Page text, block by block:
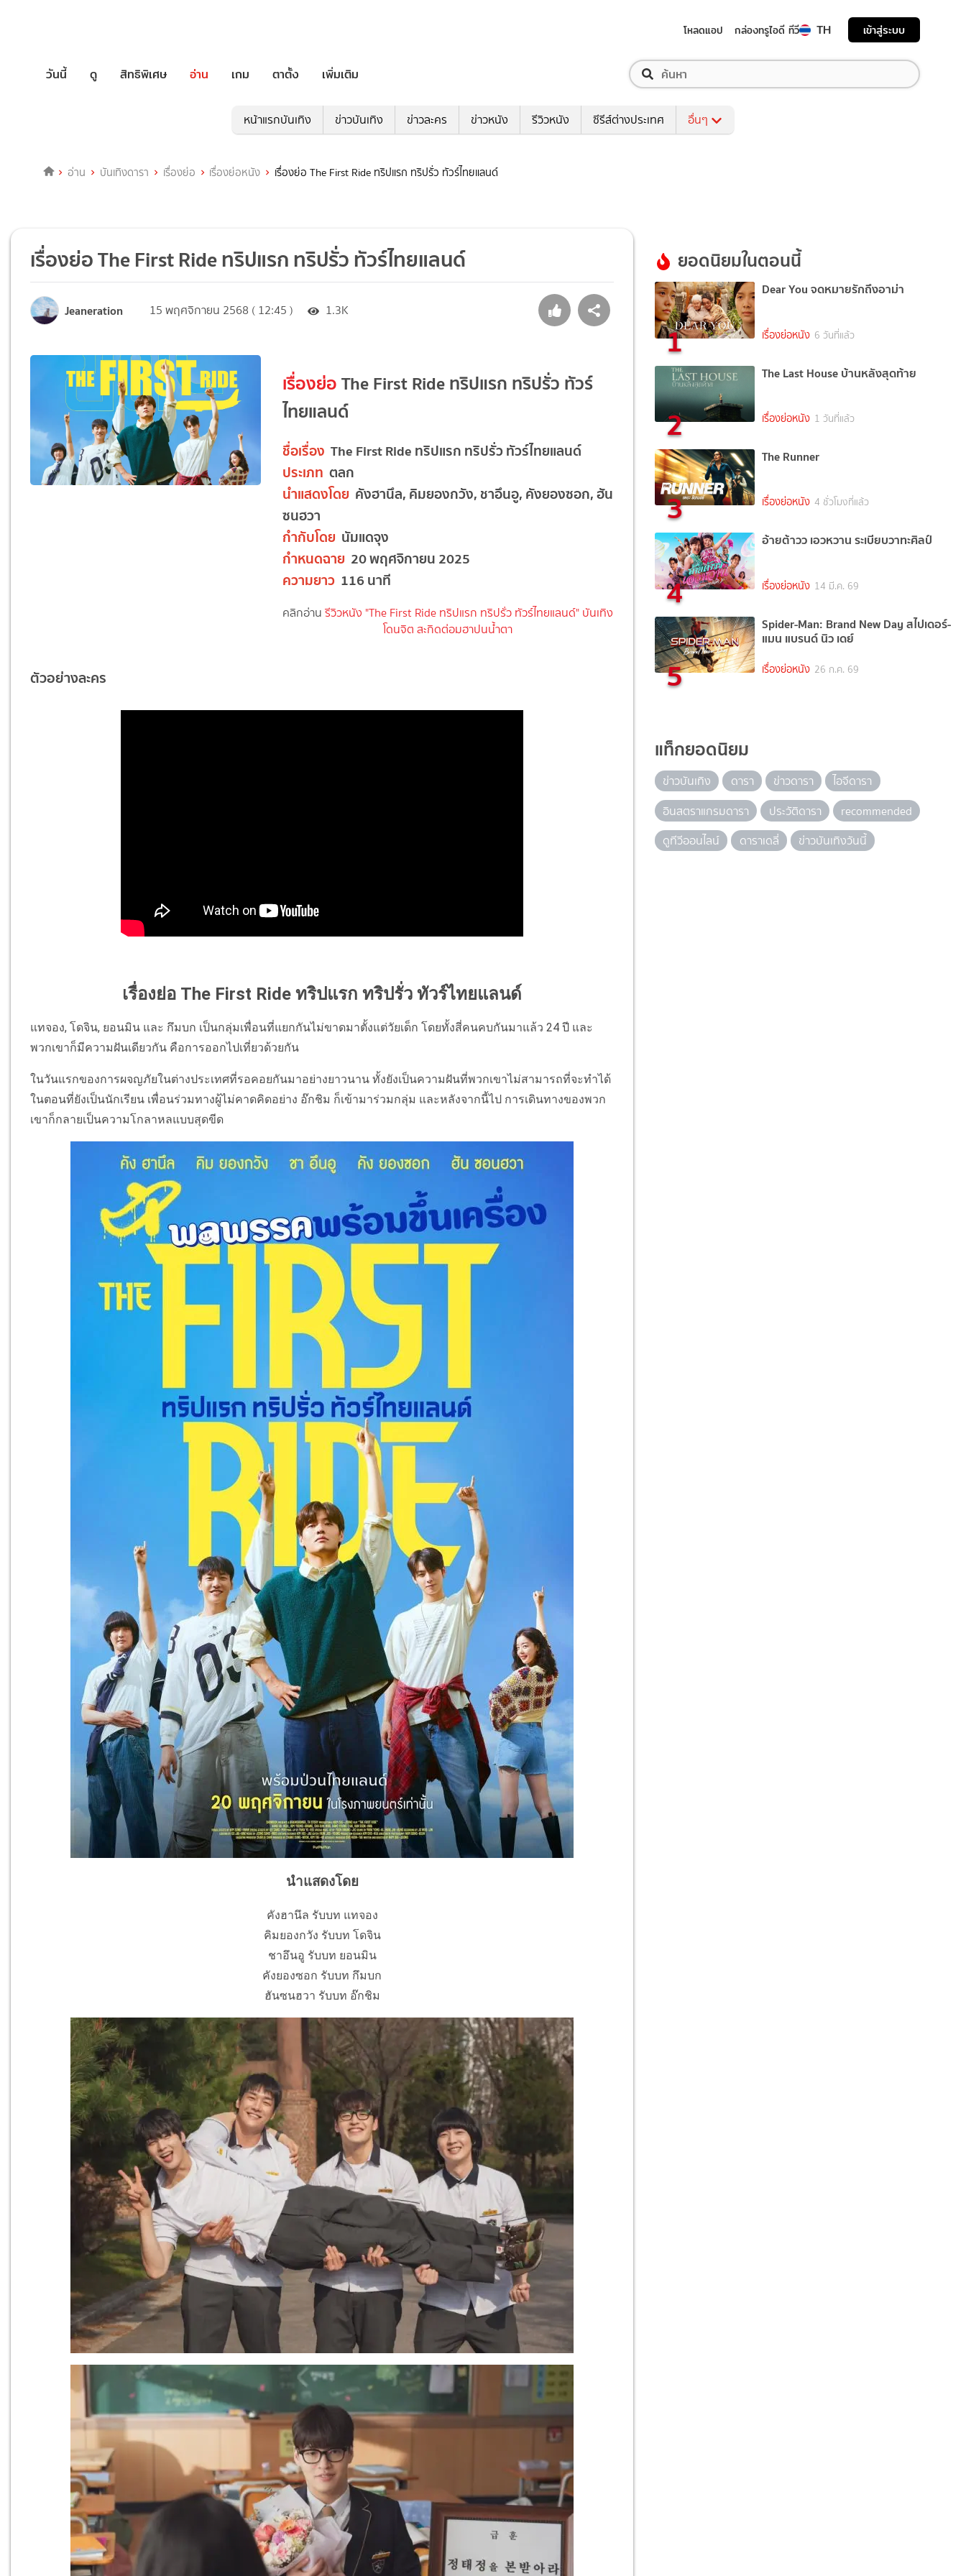
โหลดแอป กล่องทรูไอดี ทีวี TH เข้าสู่ระบบ
วันนี้ ดู สิทธิพิเศษ อ่าน เกม ตาตั้ง เพิ่มเติม
หน้าแรกบันเทิง ข่าวบันเทิง ข่าวละคร ข่าวหนัง รีวิวหนัง ซีรีส์ต่างประเทศ อื่นๆ
อ่าน บันเทิงดารา เรื่องย่อ เรื่องย่อหนัง เรื่องย่อ The First Ride ทริปแรก ทริปรั่ว ทัวร์ไทยแลนด์
เรื่องย่อ The First Ride ทริปแรก ทริปรั่ว ทัวร์ไทยแลนด์
Jeaneration 15 พฤศจิกายน 2568 ( 12:45 ) 1.3K
เรื่องย่อThe First Ride ทริปแรก ทริปรั่ว ทัวร์
ไทยแลนด์
ชื่อเรื่อง The First Ride ทริปแรก ทริปรั่ว ทัวร์ไทยแลนด์
ประเภท ตลก
นำแสดงโดย คังฮานึล, คิมยองกวัง, ชาอึนอู, คังยองซอก, ฮัน
ซนฮวา
กำกับโดย นัมแดจุง
กำหนดฉาย 20 พฤศจิกายน 2025
ความยาว 116 นาที
คลิกอ่านรีวิวหนัง "The First Ride ทริปแรก ทริปรั่ว ทัวร์ไทยแลนด์" บันเทิง
โดนจิต สะกิดต่อมฮาปนน้ำตา
ตัวอย่างละคร
เรื่องย่อ The First Ride ทริปแรก ทริปรั่ว ทัวร์ไทยแลนด์
แทจอง, โดจิน, ยอนมิน และ กึมบก เป็นกลุ่มเพื่อนที่แยกกันไม่ขาดมาตั้งแต่วัยเด็ก โดยทั้งสี่คนคบกันมาแล้ว 24 ปี และ
พวกเขาก็มีความฝันเดียวกัน คือการออกไปเที่ยวด้วยกัน
ในวันแรกของการผจญภัยในต่างประเทศที่รอคอยกันมาอย่างยาวนาน ทั้งยังเป็นความฝันที่พวกเขาไม่สามารถที่จะทำได้
ในตอนที่ยังเป็นนักเรียน เพื่อนร่วมทางผู้ไม่คาดคิดอย่าง อ๊กชิม ก็เข้ามาร่วมกลุ่ม และหลังจากนี้ไป การเดินทางของพวก
เขาก็กลายเป็นความโกลาหลแบบสุดขีด
นำแสดงโดย
คังฮานึล รับบท แทจอง
คิมยองกวัง รับบท โดจิน
ชาอึนอู รับบท ยอนมิน
คังยองซอก รับบท กึมบก
ฮันซนฮวา รับบท อ๊กชิม
ยอดนิยมในตอนนี้
1
Dear You จดหมายรักถึงอาม่า
เรื่องย่อหนัง 6 วันที่แล้ว
2
The Last House บ้านหลังสุดท้าย
เรื่องย่อหนัง 1 วันที่แล้ว
3
The Runner
เรื่องย่อหนัง 4 ชั่วโมงที่แล้ว
4
อ้ายต้าวว เอวหวาน ระเบียบวาทะศิลป์
เรื่องย่อหนัง 14 มี.ค. 69
5
Spider-Man: Brand New Day สไปเดอร์-
แมน แบรนด์ นิว เดย์
เรื่องย่อหนัง 26 ก.ค. 69
แท็กยอดนิยม
ข่าวบันเทิง ดารา ข่าวดารา
ไอจีดารา
อินสตราแกรมดารา
ประวัติดารา
recommended
ดูทีวีออนไลน์
ดาราเดลี่ ข่าวบันเทิงวันนี้